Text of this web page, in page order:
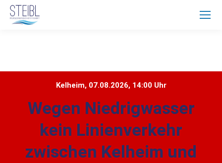
Kelheim, 07.08.2026, 14:00 Uhr
Wegen Niedrigwasser
kein Linienverkehr
zwischen Kelheim und